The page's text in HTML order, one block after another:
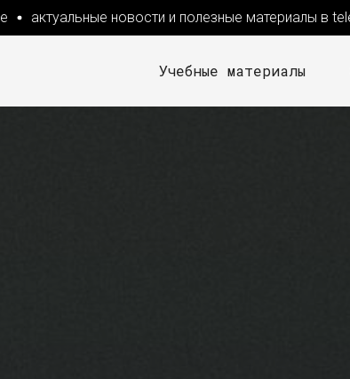
актуальные новости и полезные материалы в
Учебные материалы